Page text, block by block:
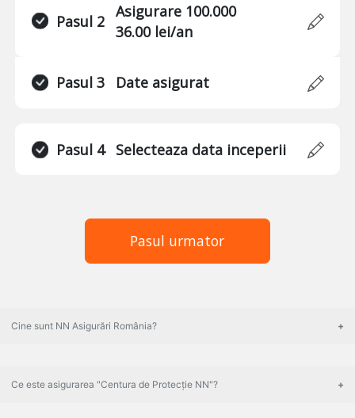
Pasul 2
Asigurare 100.000
36.00 lei/an
Pasul 3 Date asigurat
Pasul 4 Selecteaza data inceperii
Pasul urmator
Cine sunt NN Asigurări România?
Ce este asigurarea "Centura de Protecție NN"?